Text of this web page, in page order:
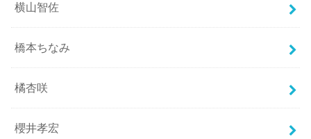
横山智佐
橋本ちなみ
橘杏咲
櫻井孝宏